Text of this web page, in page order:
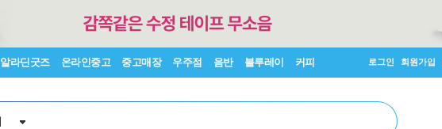
알라딘굿즈 온라인중고 중고매장 우주점 음반 블루레이 커피 로그인 회원가입